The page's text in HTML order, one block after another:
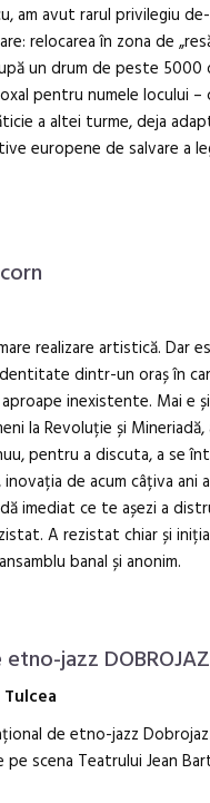
am avut rarul privilegiu
relocarea în zona de
un drum de peste
pentru numele locului –
a altei turme, deja
europene de salvare a
realizare artistică. Dar
dintr-un oraș în
inexistente. Mai e
la Revoluție și Mineriadă,
pentru a discuta, a se
de acum câțiva ani
imediat ce te așezi a
A rezistat chiar și
banal și anonim.
jazz
de etno-jazz
scena Teatrului Jean